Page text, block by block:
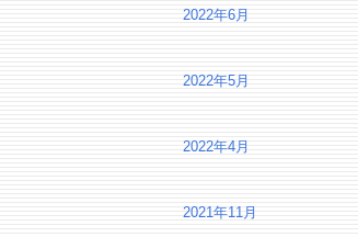
2022年6月
2022年5月
2022年4月
2021年11月